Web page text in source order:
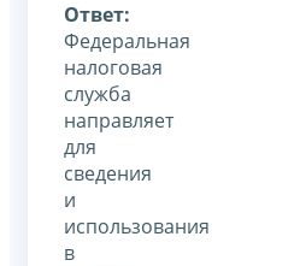
Ответ:
Федеральная
налоговая
служба
направляет
для
сведения
и
использования
в